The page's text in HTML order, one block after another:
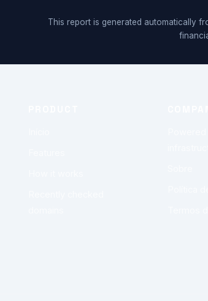
This report is generated automatically